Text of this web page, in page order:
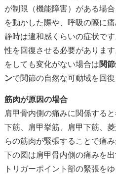
が制限（機能障害）がある場
を動かした際や、呼吸の際に
静時は違和感くらいの症状で
性を回復させる必要がありま
をしても変化がない場合は関
ンで関節の自然な可動域を回
筋肉が原因の場合
肩甲骨内側の痛みに関係する
下筋、肩甲挙筋、肩甲下筋、
らの筋肉が緊張することで痛
下の図は肩甲骨内側の痛みを
トリガーポイント部の緊張を